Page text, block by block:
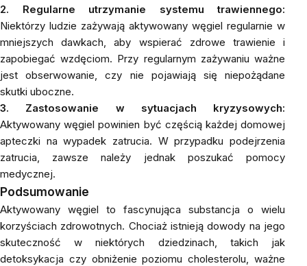
2. Regularne utrzymanie systemu trawiennego:
Niektórzy ludzie zażywają aktywowany węgiel regularnie w
mniejszych dawkach, aby wspierać zdrowe trawienie i
zapobiegać wzdęciom. Przy regularnym zażywaniu ważne
jest obserwowanie, czy nie pojawiają się niepożądane
skutki uboczne.
3. Zastosowanie w sytuacjach kryzysowych:
Aktywowany węgiel powinien być częścią każdej domowej
apteczki na wypadek zatrucia. W przypadku podejrzenia
zatrucia, zawsze należy jednak poszukać pomocy
medycznej.
Podsumowanie
Aktywowany węgiel to fascynująca substancja o wielu
korzyściach zdrowotnych. Chociaż istnieją dowody na jego
skuteczność w niektórych dziedzinach, takich jak
detoksykacja czy obniżenie poziomu cholesterolu, ważne